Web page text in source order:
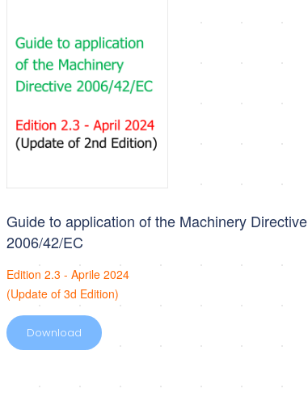
Guide to application of the Machinery Directive
2006/42/EC
Edition 2.3 - Aprile 2024
(Update of 3d Edition)
Download